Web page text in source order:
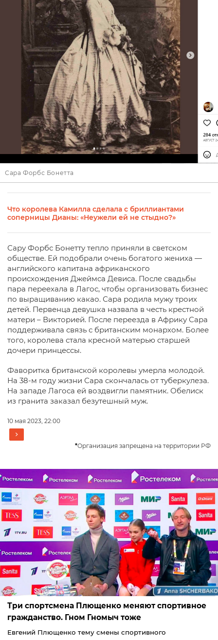
Сара Форбс Бонетта
Что королева Камилла сделала с бриллиантами
соперницы Дианы: «Неужели ей не стыдно?»
Сару Форбс Бонетту тепло приняли в светском
обществе. Ей подобрали очень богатого жениха —
английского капитана африканского
происхождения Джеймса Девиса. После свадьбы
пара переехала в Лагос, чтобы организовать бизнес
по выращиванию какао. Сара родила мужу троих
детей. Первенца девушка назвала в честь крестной
матери – Викторией. После переезда в Африку Сара
поддерживала связь с британским монархом. Более
того, королева стала кресной матерью старшей
дочери принцессы.
Фаворитка британской королевы умерла молодой.
На 38-м году жизни Сара скончалась от туберкулеза.
На западе Лагоса ей воздвигли памятник. Обелиск
из гранита заказал безутешный муж.
10 мая 2023, 22:00
*Организация запрещена на территории РФ
Три спортсмена Плющенко меняют спортивное
гражданство. Гном Гномыч тоже
Евгений Плющенко тему смены спортивного